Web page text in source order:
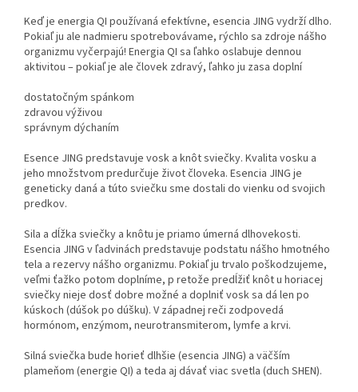
Keď je energia QI používaná efektívne, esencia JING vydrží dlho.
Pokiaľ ju ale nadmieru spotrebovávame, rýchlo sa zdroje nášho
organizmu vyčerpajú! Energia QI sa ľahko oslabuje dennou
aktivitou – pokiaľ je ale človek zdravý, ľahko ju zasa doplní
dostatočným spánkom
zdravou výživou
správnym dýchaním
Esence JING predstavuje vosk a knôt sviečky. Kvalita vosku a
jeho množstvom predurčuje život človeka. Esencia JING je
geneticky daná a túto sviečku sme dostali do vienku od svojich
predkov.
Sila a dĺžka sviečky a knôtu je priamo úmerná dlhovekosti.
Esencia JING v ľadvinách predstavuje podstatu nášho hmotného
tela a rezervy nášho organizmu. Pokiaľ ju trvalo poškodzujeme,
veľmi ťažko potom doplníme, p retože predĺžiť knôt u horiacej
sviečky nieje dosť dobre možné a doplniť vosk sa dá len po
kúskoch (dúšok po dúšku). V západnej reči zodpovedá
hormónom, enzýmom, neurotransmiterom, lymfe a krvi.
Silná sviečka bude horieť dlhšie (esencia JING) a väčším
plameňom (energie QI) a teda aj dávať viac svetla (duch SHEN).